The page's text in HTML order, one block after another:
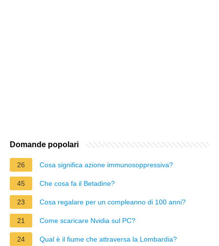
Domande popolari
26 Cosa significa azione immunosoppressiva?
45 Che cosa fa il Betadine?
23 Cosa regalare per un compleanno di 100 anni?
21 Come scaricare Nvidia sul PC?
24 Qual è il fiume che attraversa la Lombardia?